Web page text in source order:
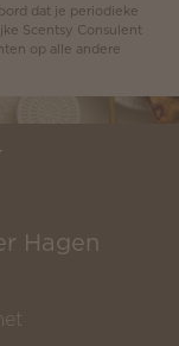
dat je periodieke
Scentsy Consulent
op alle andere
Hagen